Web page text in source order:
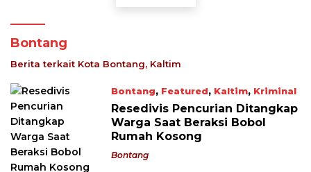
Bontang
Berita terkait Kota Bontang, Kaltim
Bontang, Featured, Kaltim, Kriminal
October 28, 2022
Resedivis Pencurian Ditangkap
Warga Saat Beraksi Bobol
Rumah Kosong
Bontang